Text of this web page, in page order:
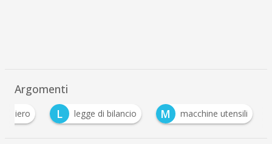
Argomenti
L legge di bilancio M macchine utensili